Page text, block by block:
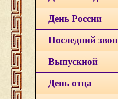
День России
Последний
Выпускной
День отца